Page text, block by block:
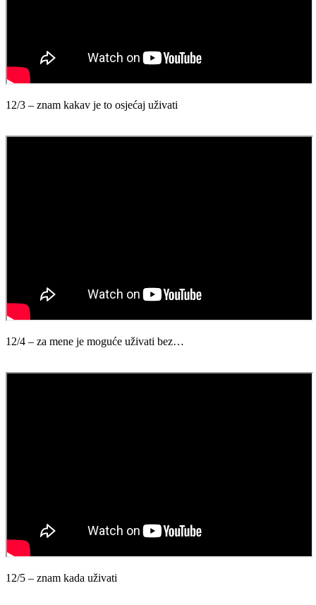
12/3 – znam kakav je to osjećaj uživati
12/4 – za mene je moguće uživati bez…
12/5 – znam kada uživati